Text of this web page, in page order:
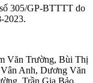
305/GP-BTTTT do
2023.
Văn Trường, Bùi Thị
Anh, Dương Văn
, Trần Gia Bảo